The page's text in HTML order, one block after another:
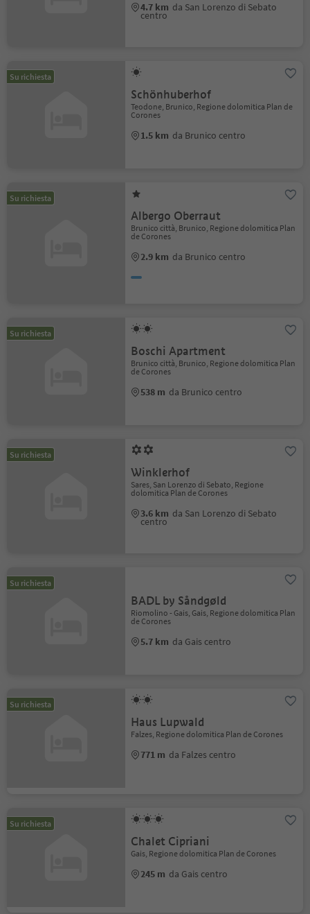
4.7 km da San Lorenzo di Sebato
centro
Su richiesta
Schönhuberhof
Teodone, Brunico, Regione dolomitica Plan de
Corones
1.5 km da Brunico centro
Su richiesta
Albergo Oberraut
Brunico città, Brunico, Regione dolomitica Plan
de Corones
2.9 km da Brunico centro
Su richiesta
Boschi Apartment
Brunico città, Brunico, Regione dolomitica Plan
de Corones
538 m da Brunico centro
Su richiesta
Winklerhof
Sares, San Lorenzo di Sebato, Regione
dolomitica Plan de Corones
3.6 km da San Lorenzo di Sebato
centro
Su richiesta
BADL by Såndgøld
Riomolino - Gais, Gais, Regione dolomitica Plan
de Corones
5.7 km da Gais centro
Su richiesta
Haus Lupwald
Falzes, Regione dolomitica Plan de Corones
771 m da Falzes centro
Su richiesta
Chalet Cipriani
Gais, Regione dolomitica Plan de Corones
245 m da Gais centro